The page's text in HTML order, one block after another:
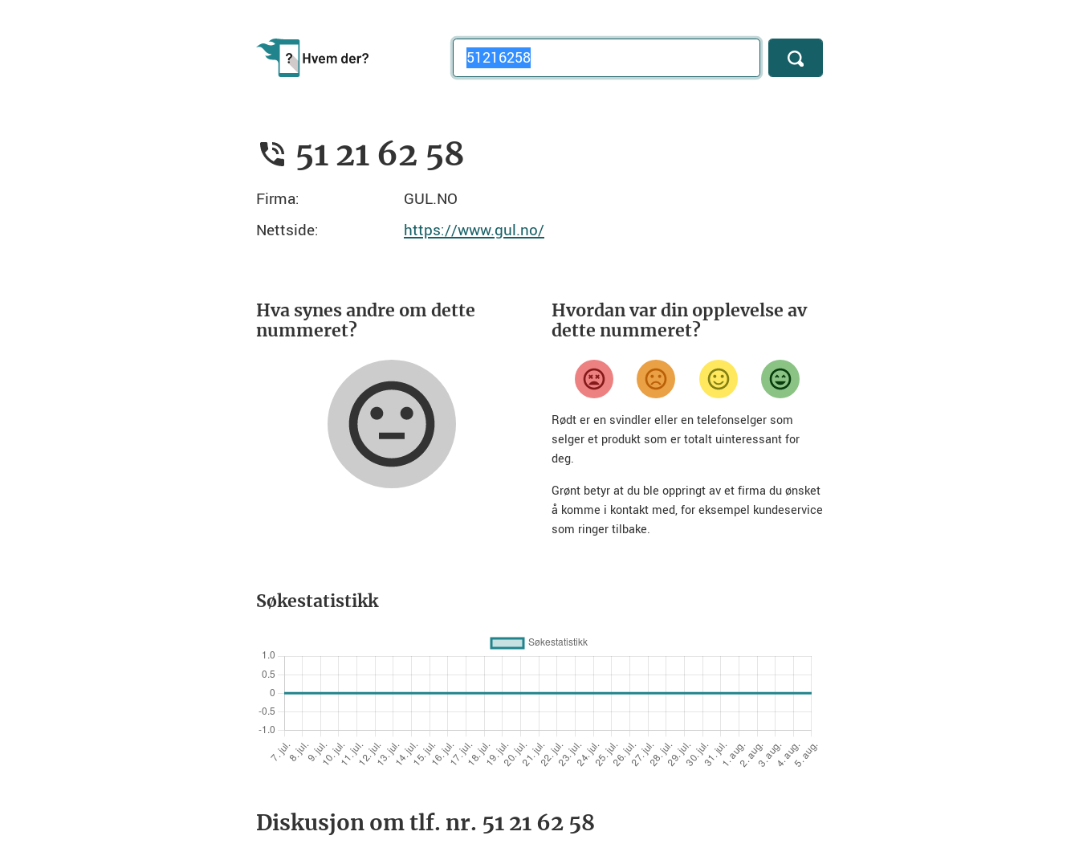
Telefonnummer
51 21 62 58
Firma:
GUL.NO
Nettside:
https://www.gul.no/
Hva synes andre om dette
nummeret?
Hvordan var din opplevelse av
dette nummeret?
Rødt er en svindler eller en telefonselger som
selger et produkt som er totalt uinteressant for
deg.
Grønt betyr at du ble oppringt av et firma du ønsket
å komme i kontakt med, for eksempel kundeservice
som ringer tilbake.
Søkestatistikk
Diskusjon om tlf. nr. 51 21 62 58